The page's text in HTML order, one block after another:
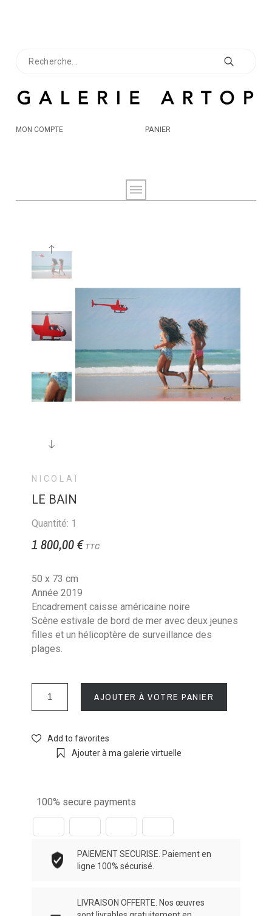
MON COMPTE PANIER
NICOLAÏ
LE BAIN
Quantité: 1
1 800,00 € TTC
50 x 73 cm
Année 2019
Encadrement caisse américaine noire
Scène estivale de bord de mer avec deux jeunes
filles et un hélicoptère de surveillance des
plages.
AJOUTER À VOTRE PANIER
Add to favorites
Ajouter à ma galerie virtuelle
100% secure payments
PAIEMENT SECURISE. Paiement en
ligne 100% sécurisé.
LIVRAISON OFFERTE. Nos œuvres